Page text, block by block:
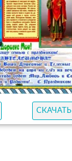
СКАЧАТЬ